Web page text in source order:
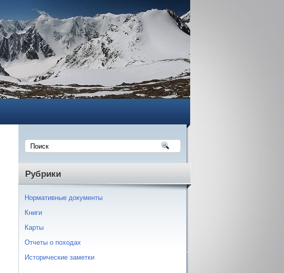
Рубрики
Нормативные документы
Книги
Карты
Отчеты о походах
Исторические заметки